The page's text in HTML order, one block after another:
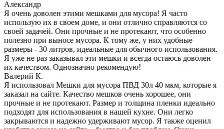
Александр
Я очень доволен этими мешками для мусора! Я часто
использую их в своем доме, и они отлично справляются со
своей задачей. Они прочные и не протекают, что особенно
полезно при выносе мусора. К тому же, у них удобные
размеры - 30 литров, идеальные для обычного использования.
Я уже не раз заказывал эти мешки и всегда остаюсь доволен
их качеством. Однозначно рекомендую!
Валерий К.
Я использовал Мешки для мусора ПВД 30л 40 мкм, которые я
заказал на сайте. Качество мешков очень хорошее, они
прочные и не протекают. Размер и толщина пленки идеально
подходят для использования в нашей кухне. Они легко
закрываются и надежно удерживают мусор. Я также оценил